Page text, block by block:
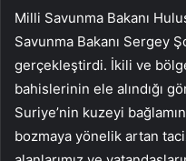
Milli Savunma Bakanı
Savunma Bakanı Sergey
gerçekleştirdi. İkili ve
bahislerinin ele alındığı
Suriye’nin kuzeyi
bozmaya yönelik artan